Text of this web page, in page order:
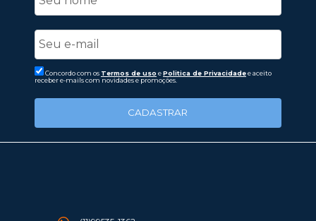
Concordo com os Termos de uso ePolitica de Privacidadee aceito
receber e-mails com novidades e promoções.
CADASTRAR